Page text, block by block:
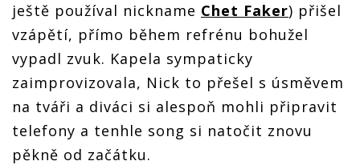
ještě používal nickname Chet Faker) přišel
vzápětí, přímo během refrénu bohužel
vypadl zvuk. Kapela sympaticky
zaimprovizovala, Nick to přešel s úsměvem
na tváři a diváci si alespoň mohli připravit
telefony a tenhle song si natočit znovu
pěkně od začátku.